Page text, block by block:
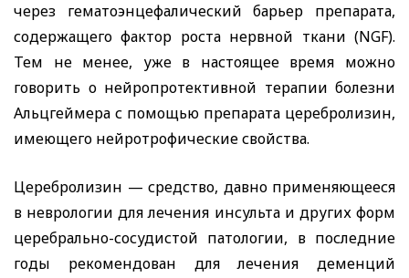
через гематоэнцефалический барьер препарата,
содержащего фактор роста нервной ткани (NGF).
Тем не менее, уже в настоящее время можно
говорить о нейропротективной терапии болезни
Альцгеймера с помощью препарата церебролизин,
имеющего нейротрофические свойства.
Церебролизин — средство, давно применяющееся
в неврологии для лечения инсульта и других форм
церебрально-сосудистой патологии, в последние
годы рекомендован для лечения деменций